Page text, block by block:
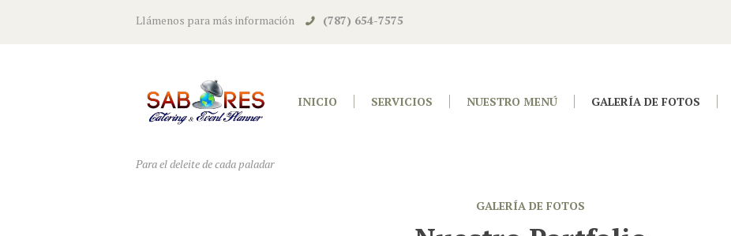
Llámenos para más información (787) 654-7575
Para el deleite de cada paladar
INICIO SERVICIOS NUESTRO MENÚ GALERÍA DE FOTOS
GALERÍA DE FOTOS